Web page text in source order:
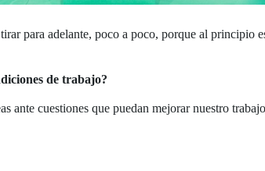
para adelante, poco a poco, porque al principio
de trabajo?
ante cuestiones que puedan mejorar nuestro